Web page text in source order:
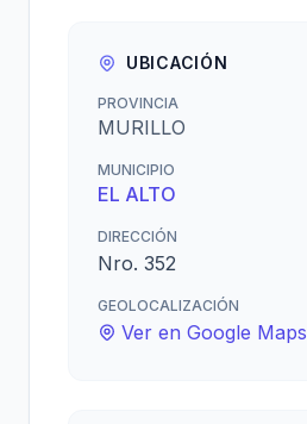
UBICACIÓN
PROVINCIA
MURILLO
MUNICIPIO
EL ALTO
DIRECCIÓN
Nro. 352
GEOLOCALIZACIÓN
Ver en Google Maps